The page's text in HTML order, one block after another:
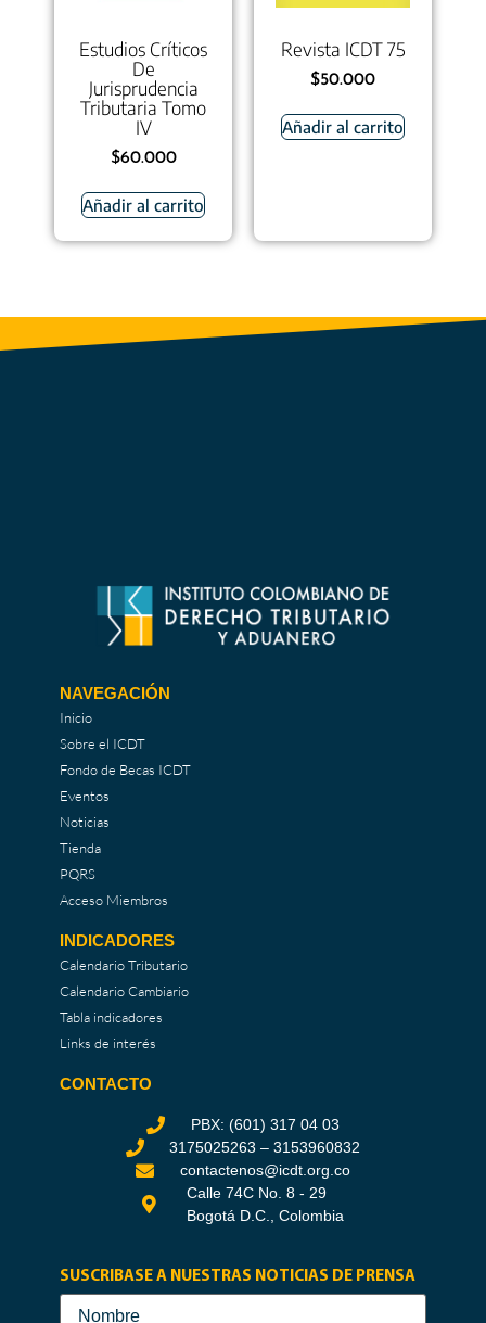
Estudios Críticos
De
Jurisprudencia
Tributaria Tomo
IV
$60.000
Añadir al carrito
Revista ICDT 75
$50.000
Añadir al carrito
NAVEGACIÓN
Inicio
Sobre el ICDT
Fondo de Becas ICDT
Eventos
Noticias
Tienda
PQRS
Acceso Miembros
INDICADORES
Calendario Tributario
Calendario Cambiario
Tabla indicadores
Links de interés
CONTACTO
PBX: (601) 317 04 03
3175025263 – 3153960832
contactenos@icdt.org.co
Calle 74C No. 8 - 29
Bogotá D.C., Colombia
SUSCRIBASE A NUESTRAS NOTICIAS DE PRENSA